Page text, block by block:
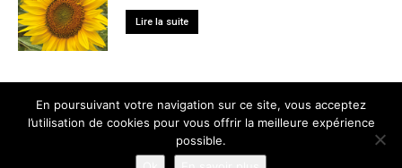
Lire la suite
Nous contacter
Conditions générales de vente
Politique de confidentialité
En poursuivant votre navigation sur ce site, vous acceptez
l’utilisation de cookies pour vous offrir la meilleure expérience
possible.